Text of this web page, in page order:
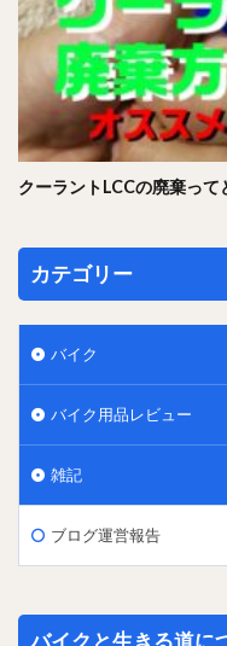
クーラントLCCの廃棄っ
カテゴリー
バイク
バイク用品レビュー
雑記
ブログ運営報告
バイクと生きる道に